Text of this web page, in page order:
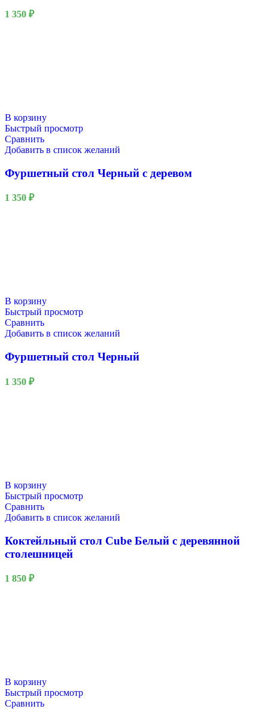
1 350 ₽
В корзину
Быстрый просмотр
Сравнить
Добавить в список желаний
Фуршетный стол Черный с деревом
1 350 ₽
В корзину
Быстрый просмотр
Сравнить
Добавить в список желаний
Фуршетный стол Черный
1 350 ₽
В корзину
Быстрый просмотр
Сравнить
Добавить в список желаний
Коктейльный стол Cube Белый с деревянной
столешницей
1 850 ₽
В корзину
Быстрый просмотр
Сравнить